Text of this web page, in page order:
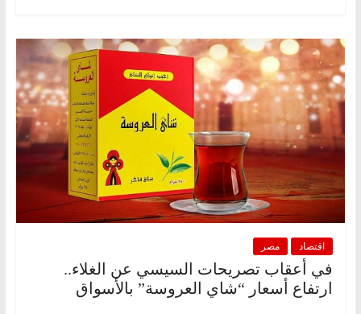
اقتصاد مصر
في أعقاب تصريحات السيسي عن الغلاء..
ارتفاع أسعار “شاي العروسة” بالأسواق